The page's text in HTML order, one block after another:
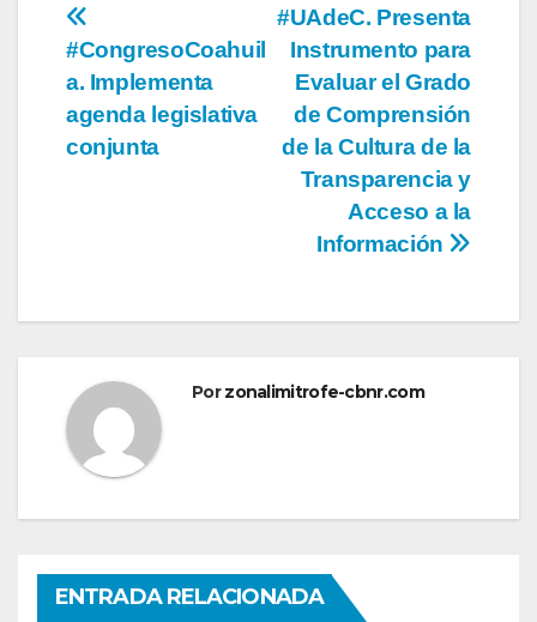
Navegación
de
entradas
#UAdeC. Presenta
Instrumento para
Evaluar el Grado
de Comprensión
de la Cultura de la
Transparencia y
Acceso a la
Información
#CongresoCoahuil
a. Implementa
agenda legislativa
conjunta
Porzonalimitrofe-cbnr.com
ENTRADA RELACIONADA